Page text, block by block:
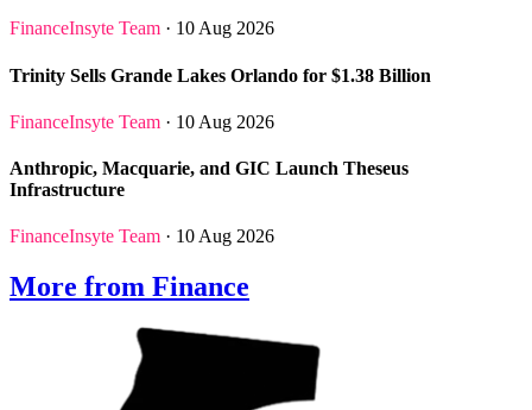
FinanceInsyte Team · 10 Aug 2026
Trinity Sells Grande Lakes Orlando for $1.38 Billion
FinanceInsyte Team · 10 Aug 2026
Anthropic, Macquarie, and GIC Launch Theseus
Infrastructure
FinanceInsyte Team · 10 Aug 2026
More from Finance